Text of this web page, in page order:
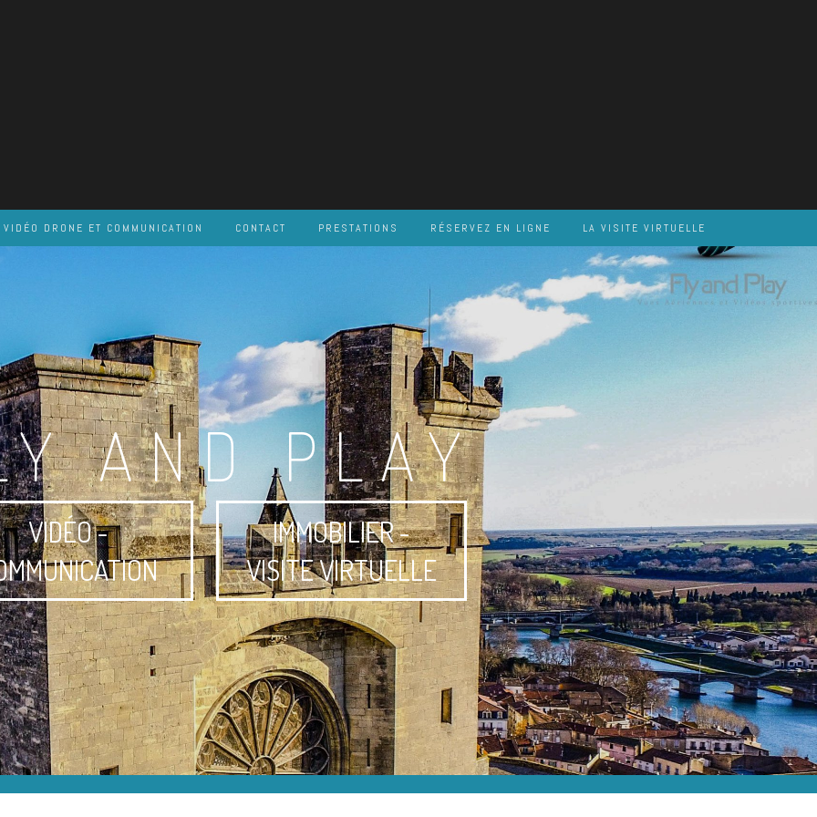
VIDÉO DRONE ET COMMUNICATION CONTACT PRESTATIONS RÉSERVEZ EN LIGNE LA VISITE VIRTUELLE
AND PLAY
VIDÉO -
IMMOBILIER -
VISITE VIRTUELLE